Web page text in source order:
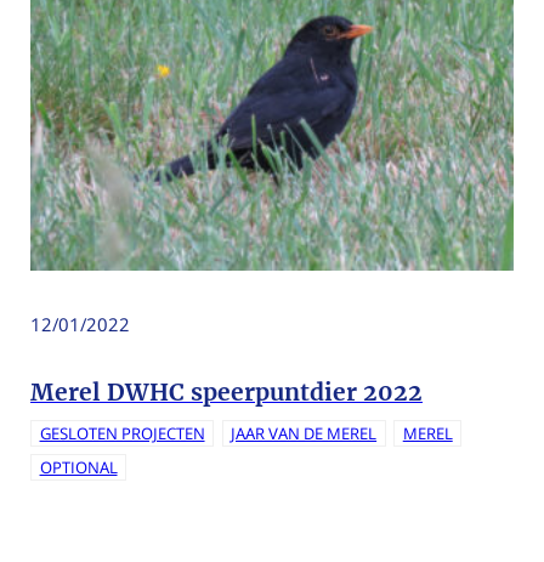
12/01/2022
Merel DWHC speerpuntdier 2022
GESLOTEN PROJECTEN JAAR VAN DE MEREL
MEREL
OPTIONAL